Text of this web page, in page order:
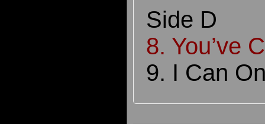
Side D
8. You’ve
9. I Can